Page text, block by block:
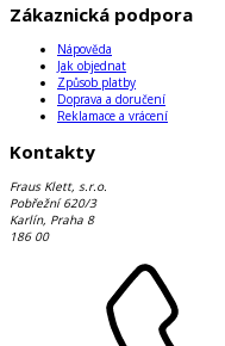
Zákaznická podpora
Nápověda
Jak objednat
Způsob platby
Doprava a doručení
Reklamace a vrácení
Kontakty
Fraus Klett, s.r.o.
Pobřežní 620/3
Karlín, Praha 8
186 00